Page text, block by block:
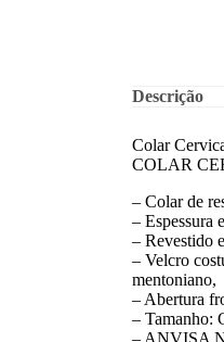
Descrição
Colar
COLAR
– Colar de
– Espessura
– Revestido
– Velcro
mentoniano,
– Abertura
– Tamanho:
– ANVISA